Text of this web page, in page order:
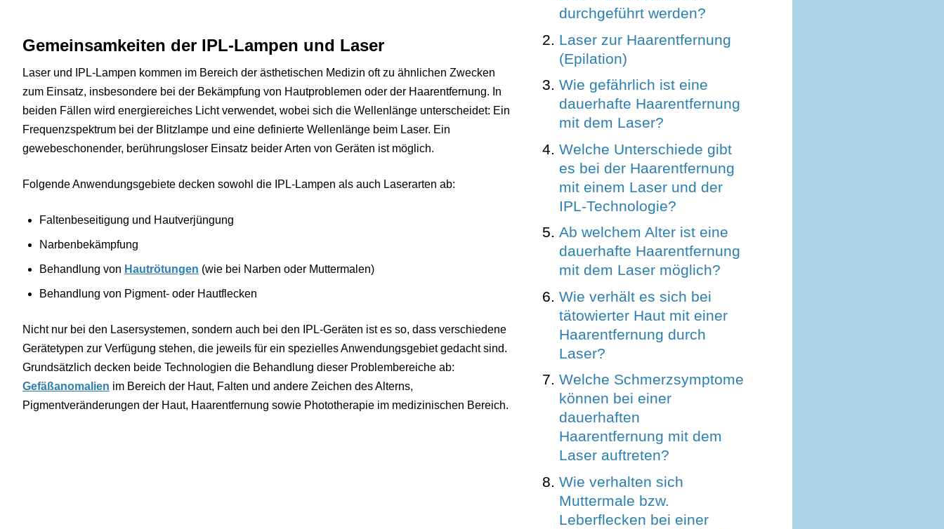
Gemeinsamkeiten der IPL-Lampen und Laser
Laser und IPL-Lampen kommen im Bereich der ästhetischen Medizin oft zu ähnlichen Zwecken
zum Einsatz, insbesondere bei der Bekämpfung von Hautproblemen oder der Haarentfernung. In
beiden Fällen wird energiereiches Licht verwendet, wobei sich die Wellenlänge unterscheidet: Ein
Frequenzspektrum bei der Blitzlampe und eine definierte Wellenlänge beim Laser. Ein
gewebeschonender, berührungsloser Einsatz beider Arten von Geräten ist möglich.
Folgende Anwendungsgebiete decken sowohl die IPL-Lampen als auch Laserarten ab:
Faltenbeseitigung und Hautverjüngung
Narbenbekämpfung
Behandlung von Hautrötungen (wie bei Narben oder Muttermalen)
Behandlung von Pigment- oder Hautflecken
Nicht nur bei den Lasersystemen, sondern auch bei den IPL-Geräten ist es so, dass verschiedene
Gerätetypen zur Verfügung stehen, die jeweils für ein spezielles Anwendungsgebiet gedacht sind.
Grundsätzlich decken beide Technologien die Behandlung dieser Problembereiche ab:
Gefäßanomalien im Bereich der Haut, Falten und andere Zeichen des Alterns,
Pigmentveränderungen der Haut, Haarentfernung sowie Phototherapie im medizinischen Bereich.
durchgeführt werden?
Laser zur Haarentfernung
(Epilation)
Wie gefährlich ist eine
dauerhafte Haarentfernung
mit dem Laser?
Welche Unterschiede gibt
es bei der Haarentfernung
mit einem Laser und der
IPL-Technologie?
Ab welchem Alter ist eine
dauerhafte Haarentfernung
mit dem Laser möglich?
Wie verhält es sich bei
tätowierter Haut mit einer
Haarentfernung durch
Laser?
Welche Schmerzsymptome
können bei einer
dauerhaften
Haarentfernung mit dem
Laser auftreten?
Wie verhalten sich
Muttermale bzw.
Leberflecken bei einer